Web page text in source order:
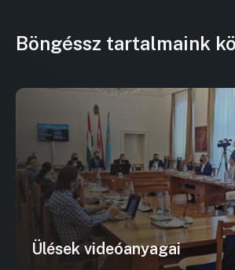
Böngéssz tartalmaink
Ülések videóanyagai